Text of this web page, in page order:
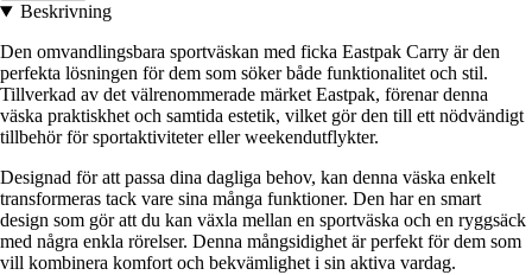
Beskrivning
Den omvandlingsbara sportväskan med ficka Eastpak Carry är den
perfekta lösningen för dem som söker både funktionalitet och stil.
Tillverkad av det välrenommerade märket Eastpak, förenar denna
väska praktiskhet och samtida estetik, vilket gör den till ett nödvändigt
tillbehör för sportaktiviteter eller weekendutflykter.
Designad för att passa dina dagliga behov, kan denna väska enkelt
transformeras tack vare sina många funktioner. Den har en smart
design som gör att du kan växla mellan en sportväska och en ryggsäck
med några enkla rörelser. Denna mångsidighet är perfekt för dem som
vill kombinera komfort och bekvämlighet i sin aktiva vardag.